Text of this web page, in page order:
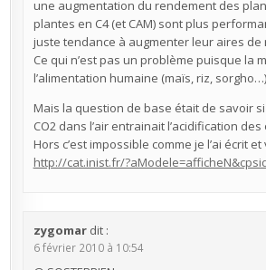
une augmentation du rendement des
plantes en C4 (et CAM) sont plus
juste tendance à augmenter leur aires de
Ce qui n’est pas un problème puisque la
l’alimentation humaine (maïs, riz, sorgho…)
Mais la question de base était de savoir
CO2 dans l’air entrainait l’acidification des
Hors c’est impossible comme je l’ai écrit et
http://cat.inist.fr/
zygomar dit :
6 février 2010 à 10:54